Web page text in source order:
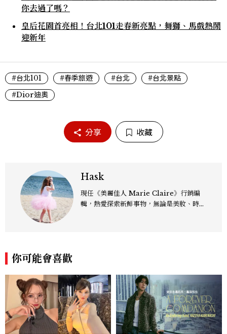
你去過了嗎？
皇后花園首亮相！台北101走春新亮點，舞獅、馬戲熱鬧
迎新年
#台北101 #春季旅遊 #台北
#台北景點
#Dior迪奧
分享 收藏
Hask
現任《美麗佳人 Marie Claire》行銷編
輯，熱愛探索新鮮事物，無論是美妝、時
你可能會喜歡